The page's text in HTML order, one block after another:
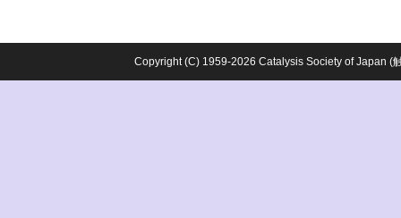
Copyright (C) 1959-2026 Catalysis Society of Japan (